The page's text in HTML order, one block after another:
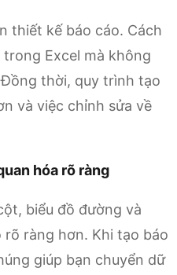
thiết kế báo cáo. Cách
Excel mà không
thời, quy trình tạo
và việc chỉnh sửa về
hóa rõ ràng
biểu đồ đường và
ràng hơn. Khi tạo báo
giúp bạn chuyển dữ